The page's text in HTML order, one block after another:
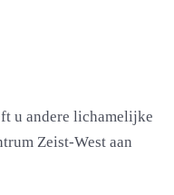
u andere lichamelijke
Zeist-West aan